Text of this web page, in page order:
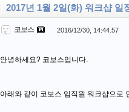
2017년 1월 2일(화) 워크샵 일
코보스 2016/12/30, 14:44.57
안녕하세요? 코보스입니다.
아래와 같이 코보스 임직원 워크샵으로